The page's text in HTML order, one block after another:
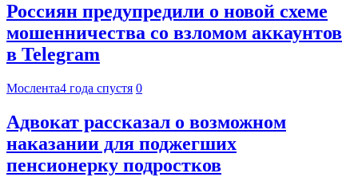
Россиян предупредили о новой схеме
мошенничества со взломом аккаунтов
в Telegram
Мослента4 года спустя 0
Адвокат рассказал о возможном
наказании для поджегших
пенсионерку подростков